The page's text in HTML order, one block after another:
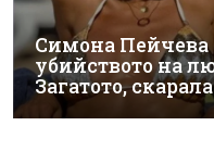
Симона Пейчева
убийството на
Загатото,